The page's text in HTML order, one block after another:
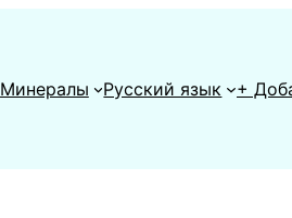
Минералы Русский язык +